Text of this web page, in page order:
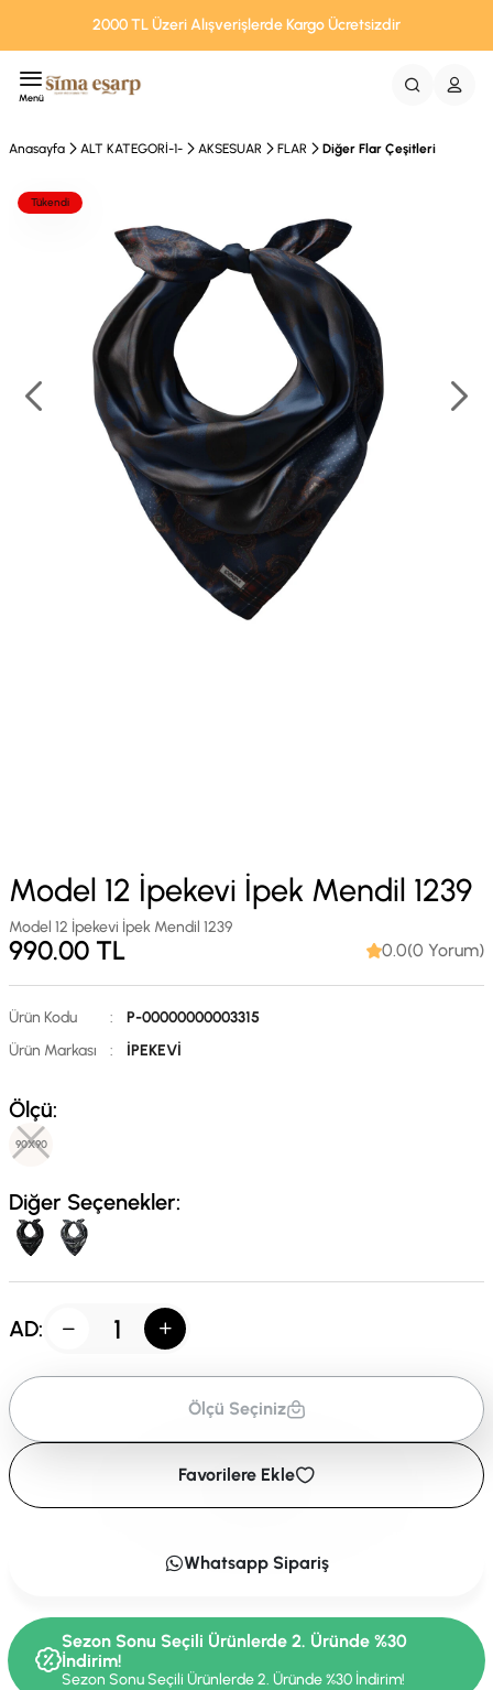
2000 TL Üzeri Alışverişlerde Kargo Ücretsizdir
Menü
Anasayfa ALT KATEGORİ-1- AKSESUAR FLAR Diğer Flar Çeşitleri
Tükendi
Model 12 İpekevi İpek Mendil 1239
Model 12 İpekevi İpek Mendil 1239
990.00 TL 0.0(0 Yorum)
Ürün Kodu :
P-00000000003315
Ürün Markası
: İPEKEVİ
Ölçü:
90X90
Diğer Seçenekler:
AD:
Ölçü Seçiniz
Favorilere Ekle
Whatsapp Sipariş
Sezon Sonu Seçili Ürünlerde 2. Üründe %30
İndirim!
Sezon Sonu Seçili Ürünlerde 2. Üründe %30 İndirim!